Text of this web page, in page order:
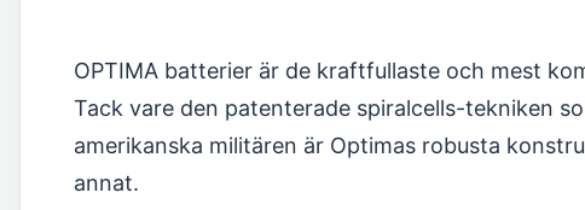
OPTIMA batterier är de kraftfullaste och mest
Tack vare den patenterade spiralcells-tekniken
amerikanska militären är Optimas robusta
annat.